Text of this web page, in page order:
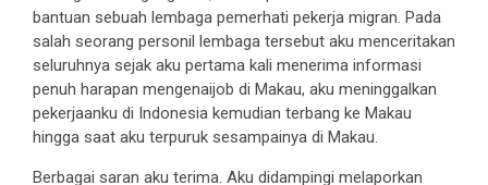
bantuan sebuah lembaga pemerhati pekerja migran. Pada
salah seorang personil lembaga tersebut aku menceritakan
seluruhnya sejak aku pertama kali menerima informasi
penuh harapan mengenaijob di Makau, aku meninggalkan
pekerjaanku di Indonesia kemudian terbang ke Makau
hingga saat aku terpuruk sesampainya di Makau.
Berbagai saran aku terima. Aku didampingi melaporkan